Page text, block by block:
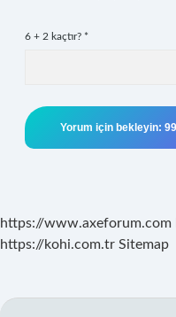
6 + 2 kaçtır? *
https://www.axeforum.com
https://kohi.com.tr Sitemap